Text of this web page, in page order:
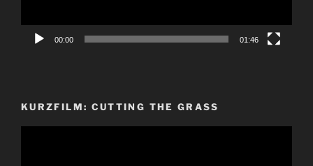
00:00 01:46
KURZFILM: CUTTING THE GRASS